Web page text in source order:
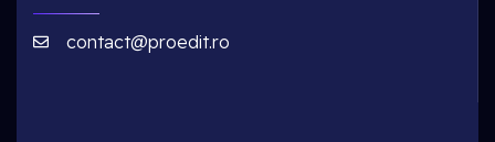
contact@proedit.ro